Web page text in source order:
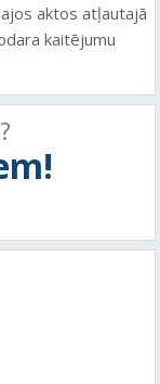
aktos atļautajā
kaitējumu